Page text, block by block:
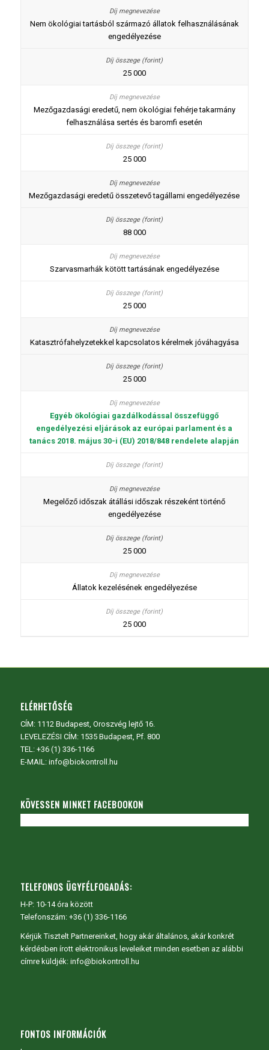
Nem ökológiai tartásból származó állatok felhasználásának
engedélyezése
25 000
Mezőgazdasági eredetű, nem ökológiai fehérje takarmány
felhasználása sertés és baromfi esetén
25 000
Mezőgazdasági eredetű összetevő tagállami engedélyezése
88 000
Szarvasmarhák kötött tartásának engedélyezése
25 000
Katasztrófahelyzetekkel kapcsolatos kérelmek jóváhagyása
25 000
Egyéb ökológiai gazdálkodással összefüggő
engedélyezési eljárások az európai parlament és a
tanács 2018. május 30-i (EU) 2018/848 rendelete alapján
Megelőző időszak átállási időszak részeként történő
engedélyezése
25 000
Állatok kezelésének engedélyezése
25 000
ELÉRHETŐSÉG
CÍM: 1112 Budapest, Oroszvég lejtő 16.
LEVELEZÉSI CÍM: 1535 Budapest, Pf. 800
TEL: +36 (1) 336-1166
E-MAIL: info@biokontroll.hu
KÖVESSEN MINKET FACEBOOKON
TELEFONOS ÜGYFÉLFOGADÁS:
H-P: 10-14 óra között
Telefonszám: +36 (1) 336-1166
Kérjük Tisztelt Partnereinket, hogy akár általános, akár konkrét
kérdésben írott elektronikus leveleiket minden esetben az alábbi
címre küldjék: info@biokontroll.hu
FONTOS INFORMÁCIÓK